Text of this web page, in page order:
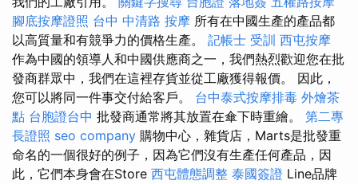
腳底按摩證照 台中 中清路 按摩 所有在中國生產的產品都
以高質量和有競爭力的價格生產。 記帳士 受訓 西屯按摩
作為中國的領導人和中國供應商之一，我們熱烈歡迎您在批
發商群眾中，我們在這裡存貨並從工廠獲得報價。 因此，
您可以將同一件事交付給客戶。 台中泰式按摩排毒 外燴茶
點 台胞證台中 批發商通常將其放置在傘下時重繪。 第二專
長證照 seo company 購物中心，雜貨店，Marts是批發重
命名的一個很好的例子，因為它們沒有生產任何產品，因
此，它們本身會在Store 西屯體態調整 泰國簽證 Line品牌